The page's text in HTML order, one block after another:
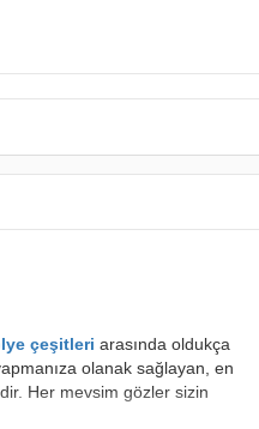
çeşitleri arasında oldukça
olanak sağlayan, en
Her mevsim gözler sizin